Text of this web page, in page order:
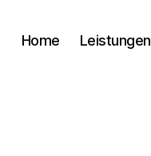
Home Leistungen